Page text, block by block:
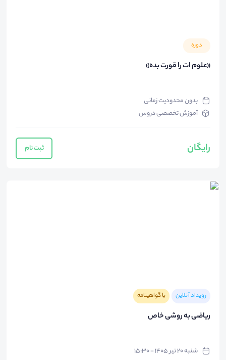
دوره
«علوم ات را قورت بده»
بدون محدودیت زمانی
آموزش تخصصی دروس
رایگان ثبت نام
رویداد آنلاین با گواهینامه
ریاضی به روشی خاص
شنبه ۲۰ تیر ۱۴۰۵ - ۱۵:۳۰